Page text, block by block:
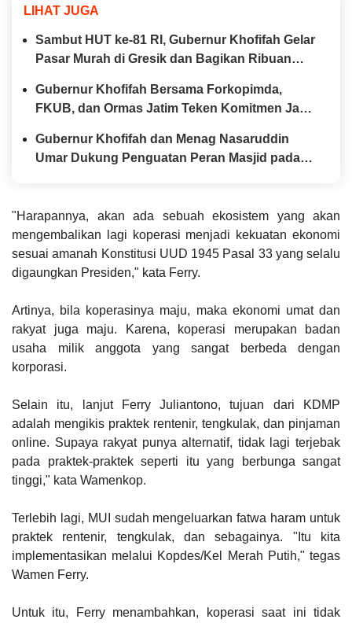
LIHAT JUGA
Sambut HUT ke-81 RI, Gubernur Khofifah Gelar
Pasar Murah di Gresik dan Bagikan Ribuan
Gubernur Khofifah Bersama Forkopimda,
FKUB, dan Ormas Jatim Teken Komitmen Jaga
Gubernur Khofifah dan Menag Nasaruddin
Umar Dukung Penguatan Peran Masjid pada
"Harapannya, akan ada sebuah ekosistem yang akan
mengembalikan lagi koperasi menjadi kekuatan ekonomi
sesuai amanah Konstitusi UUD 1945 Pasal 33 yang selalu
digaungkan Presiden," kata Ferry.
Artinya, bila koperasinya maju, maka ekonomi umat dan
rakyat juga maju. Karena, koperasi merupakan badan
usaha milik anggota yang sangat berbeda dengan
korporasi.
Selain itu, lanjut Ferry Juliantono, tujuan dari KDMP
adalah mengikis praktek rentenir, tengkulak, dan pinjaman
online. Supaya rakyat punya alternatif, tidak lagi terjebak
pada praktek-praktek seperti itu yang berbunga sangat
tinggi," kata Wamenkop.
Terlebih lagi, MUI sudah mengeluarkan fatwa haram untuk
praktek rentenir, tengkulak, dan sebagainya. "Itu kita
implementasikan melalui Kopdes/Kel Merah Putih," tegas
Wamen Ferry.
Untuk itu, Ferry menambahkan, koperasi saat ini tidak